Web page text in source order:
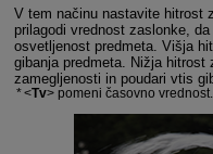
V tem načinu nastavite hitrost
prilagodi vrednost zaslonke,
osvetljenost predmeta. Višja
gibanja predmeta. Nižja hitrost
zamegljenosti in poudari vtis
Tv pomeni časovno vrednost.